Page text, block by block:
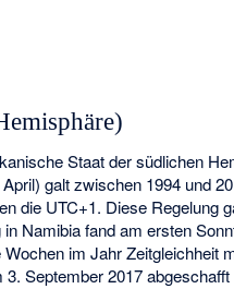
Staat der südlichen
galt zwischen 1994 und
die UTC+1. Diese Regelung
Namibia fand am ersten
im Jahr Zeitgleichheit
September 2017